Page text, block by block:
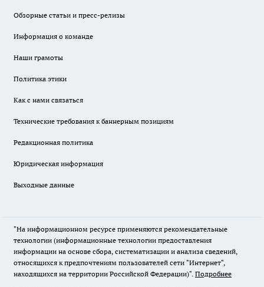
Обзорные статьи и пресс-релизы
Информация о команде
Наши грамоты
Политика этики
Как с нами связаться
Технические требования к баннерным позициям
Редакционная политика
Юридическая информация
Выходные данные
"На информационном ресурсе применяются рекомендательные
технологии (информационные технологии предоставления
информации на основе сбора, систематизации и анализа сведений,
относящихся к предпочтениям пользователей сети "Интернет",
находящихся на территории Российской Федерации)". Подробнее